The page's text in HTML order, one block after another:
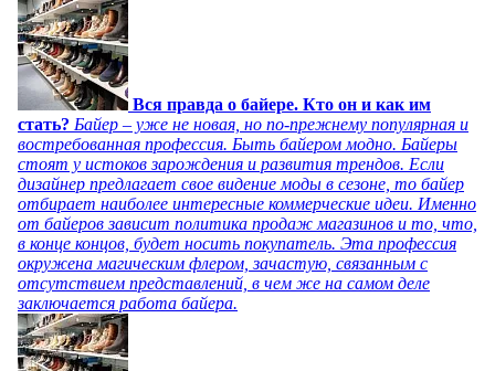
Вся правда о байере. Кто он и как им
стать? Байер – уже не новая, но по-прежнему популярная и
востребованная профессия. Быть байером модно. Байеры
стоят у истоков зарождения и развития трендов. Если
дизайнер предлагает свое видение моды в сезоне, то байер
отбирает наиболее интересные коммерческие идеи. Именно
от байеров зависит политика продаж магазинов и то, что,
в конце концов, будет носить покупатель. Эта профессия
окружена магическим флером, зачастую, связанным с
отсутствием представлений, в чем же на самом деле
заключается работа байера.